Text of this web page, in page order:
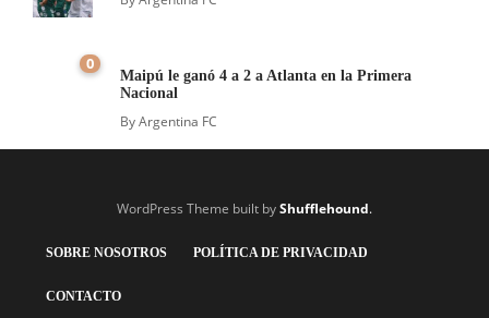
0
Maipú le ganó 4 a 2 a Atlanta en la Primera
Nacional
ByArgentina FC
WordPress Theme built byShufflehound.
SOBRE NOSOTROS POLÍTICA DE PRIVACIDAD
CONTACTO